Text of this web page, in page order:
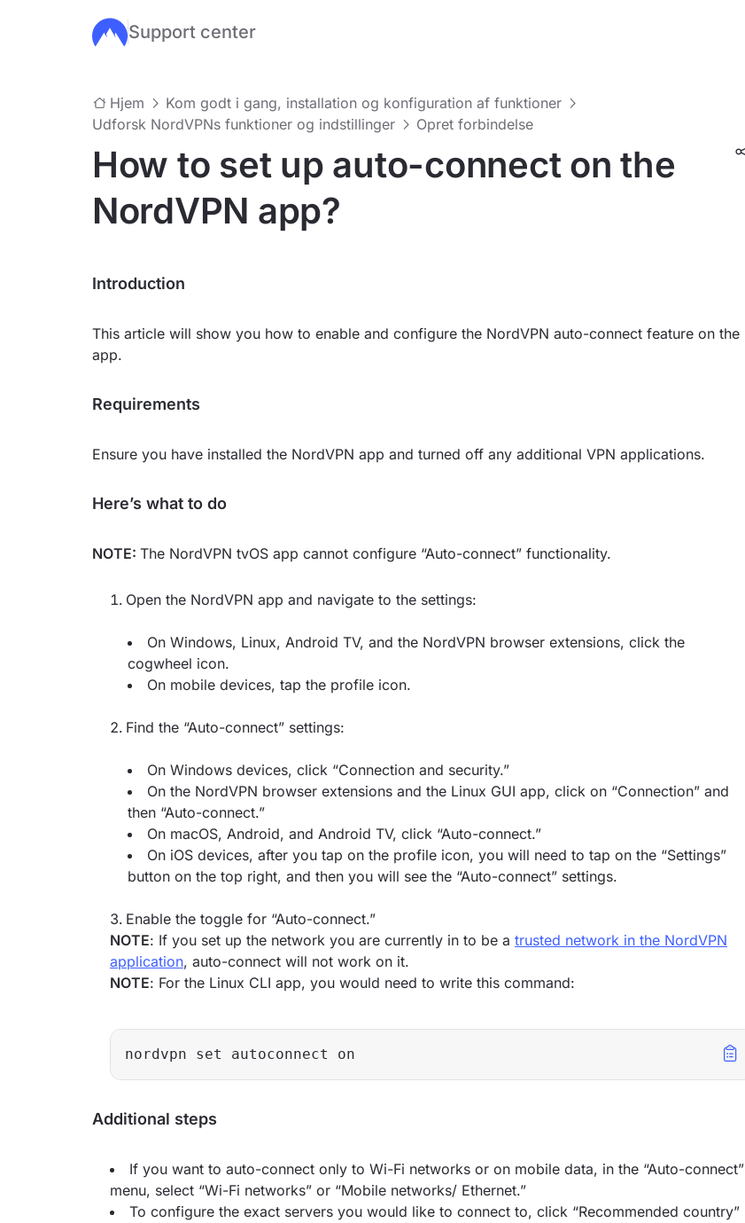
Gå til hovedindhold
Support center
Hjem
Kom godt i gang, installation og konfiguration af funktioner
Udforsk NordVPNs funktioner og indstillinger
Opret forbindelse
How to set up auto-connect on the
NordVPN app?
Introduction
This article will show you how to enable and configure the NordVPN auto-connect feature on the
app.
Requirements
Ensure you have installed the NordVPN app and turned off any additional VPN applications.
Here’s what to do
NOTE: The NordVPN tvOS app cannot configure “Auto-connect” functionality.
Open the NordVPN app and navigate to the settings:
On Windows, Linux, Android TV, and the NordVPN browser extensions, click the
cogwheel icon.
On mobile devices, tap the profile icon.
Find the “Auto-connect” settings:
On Windows devices, click “Connection and security.”
On the NordVPN browser extensions and the Linux GUI app, click on “Connection” and
then “Auto-connect.”
On macOS, Android, and Android TV, click “Auto-connect.”
On iOS devices, after you tap on the profile icon, you will need to tap on the “Settings”
button on the top right, and then you will see the “Auto-connect” settings.
Enable the toggle for “Auto-connect.”
NOTE: If you set up the network you are currently in to be a trusted network in the NordVPN
application, auto-connect will not work on it.
NOTE: For the Linux CLI app, you would need to write this command:
nordvpn set autoconnect on
Additional steps
If you want to auto-connect only to Wi-Fi networks or on mobile data, in the “Auto-connect”
menu, select “Wi-Fi networks” or “Mobile networks/ Ethernet.”
To configure the exact servers you would like to connect to, click “Recommended country”